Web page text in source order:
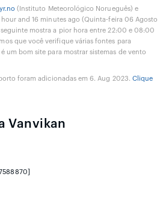
yr.no (Instituto Meteorológico Norueguês) e
and 16 minutes ago (Quinta-feira 06 Agosto
mostra a pior hora entre 22:00 e 08:00
que você verifique várias fontes para
um bom site para mostrar sistemas de vento
foram adicionadas em 6. Aug 2023. Clique
Vanvikan